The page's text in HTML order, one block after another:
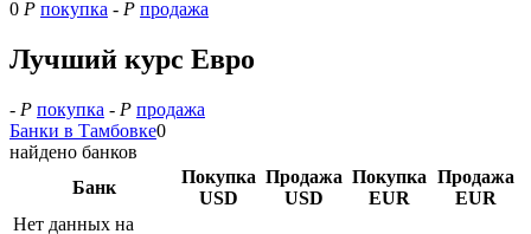
0 Р покупка - Р продажа
Лучший курс Евро
- Р покупка - Р продажа
Банки в Тамбовке0
найдено банков
Банк
Покупка
USD
Продажа
USD
Покупка
EUR
Продажа
EUR
Нет данных на